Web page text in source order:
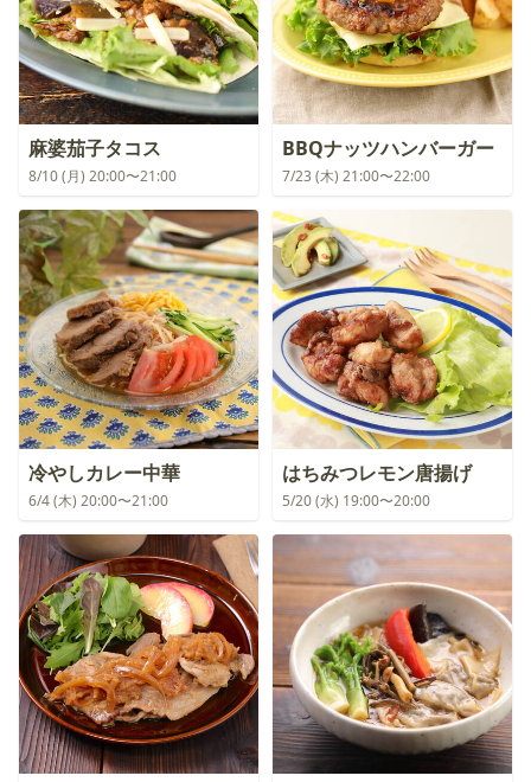
麻婆茄子タコス
8/10 (月) 20:00〜21:00
BBQナッツハンバーガー
7/23 (木) 21:00〜22:00
冷やしカレー中華
6/4 (木) 20:00〜21:00
はちみつレモン唐揚げ
5/20 (水) 19:00〜20:00